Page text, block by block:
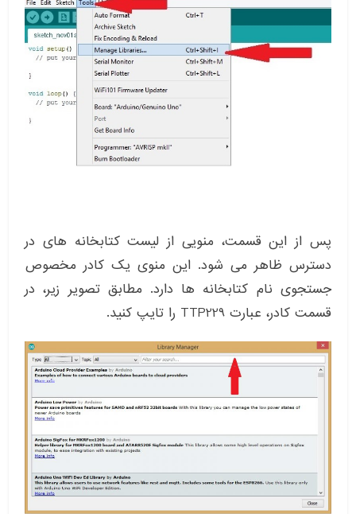
پس از این قسمت، منویی از لیست کتابخانه های در
دسترس ظاهر می شود. این منوی یک کادر مخصوص
جستجوی نام کتابخانه ها دارد. مطابق تصویر زیر، در
قسمت کادر، عبارت TTP229 را تایپ کنید.